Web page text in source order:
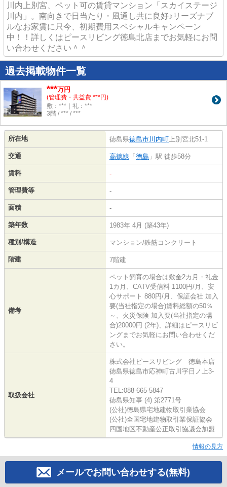
川内上別宮、ペット可の賃貸マンション「スカイステージ
川内」。南向きで日当たり・風通し共に良好♪リーズナブ
ルなお家賃に只今、初期費用スペシャルキャンペーン
中！！詳しくはピースリビング徳島北店までお気軽にお問
い合わせください＾＾
過去掲載物件一覧
***万円
(管理費・共益費 ***円)
敷：***｜礼：***
3階 / *** / ***
所在地 徳島県徳島市川内町上別宮北51-1
交通 高徳線 「 徳島 」駅 徒歩58分
賃料 -
管理費等 -
面積 -
築年数 1983年 4月 (築43年)
種別/構造 マンション/鉄筋コンクリート
階建 7階建
備考
ペット飼育の場合は敷金2カ月・礼金
1カ月、CATV受信料 1100円/月、安
心サポート 880円/月、保証会社 加入
要(当社指定の場合)賃料総額の50％
～、火災保険 加入要(当社指定の場
合)20000円 (2年)、詳細はピースリビ
ングまでお気軽にお問い合わせくだ
さい。
取扱会社
株式会社ピースリビング 徳島本店
徳島県徳島市応神町古川字日ノ上3-
4
TEL:088-665-5847
徳島県知事 (4) 第2771号
(公社)徳島県宅地建物取引業協会
(公社)全国宅地建物取引業保証協会
四国地区不動産公正取引協議会加盟
情報の見方
メールでお問い合わせする(無料)